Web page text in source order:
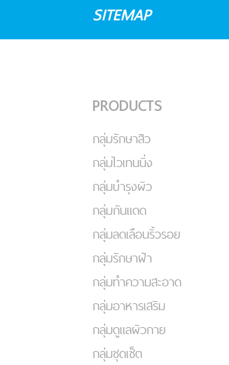
SITEMAP
PRODUCTS
กลุ่มรักษาสิว
กลุ่มไวเทนนิ่ง
กลุ่มบำรุงผิว
กลุ่มกันแดด
กลุ่มลดเลือนริ้วรอย
กลุ่มรักษาฝ้า
กลุ่มทำความสะอาด
กลุ่มอาหารเสริม
กลุ่มดูแลผิวกาย
กลุ่มชุดเซ็ต